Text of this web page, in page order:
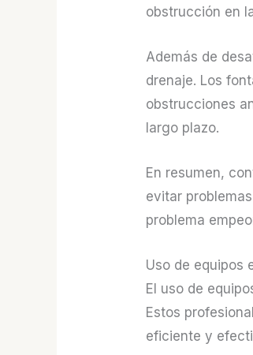
obstrucción en
Además de
drenaje. Los
obstrucciones
largo plazo.
En resumen,
evitar
problema
Uso de equipos
El uso de
Estos
eficiente y